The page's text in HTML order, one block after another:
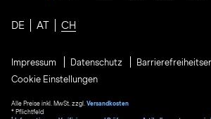
DE AT CH
Impressum Datenschutz
Cookie Einstellungen
Alle Preise inkl. MwSt. zzgl. Versandkosten
* Pflichtfeld